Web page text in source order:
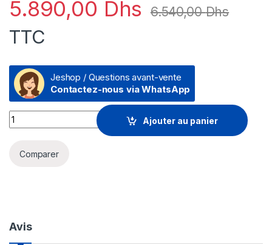
5.890,00 Dhs 6.540,00Dhs
TTC
Jeshop / Questions avant-vente
Contactez-nous via WhatsApp
Système WiFi 6E TP-Link Deco XE75 mesh AXE5400 pour
Ajouter au panier
Comparer
Avis